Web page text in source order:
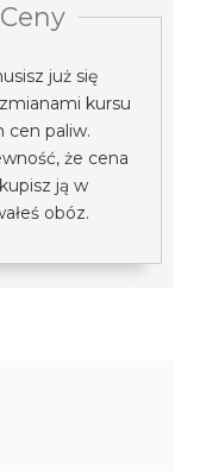
już się
kursu
cen paliw.
że cena
ją w
obóz.